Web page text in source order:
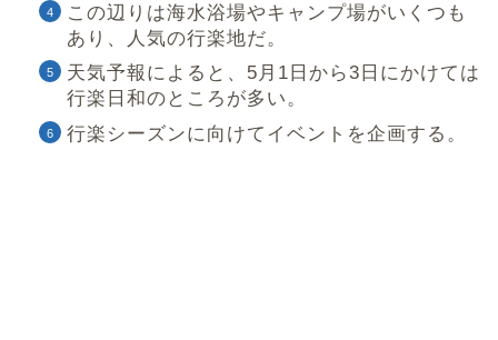
この辺りは海水浴場やキャンプ場がいくつも
あり、人気の行楽地だ。
天気予報によると、5月1日から3日にかけては
行楽日和のところが多い。
行楽シーズンに向けてイベントを企画する。